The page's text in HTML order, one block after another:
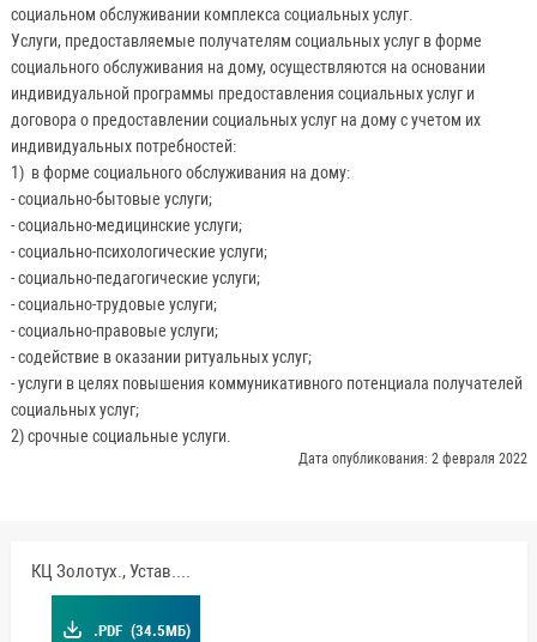
социальном обслуживании комплекса социальных услуг.
Услуги, предоставляемые получателям социальных услуг в форме
социального обслуживания на дому, осуществляются на основании
индивидуальной программы предоставления социальных услуг и
договора о предоставлении социальных услуг на дому с учетом их
индивидуальных потребностей:
1) в форме социального обслуживания на дому:
- социально-бытовые услуги;
- социально-медицинские услуги;
- социально-психологические услуги;
- социально-педагогические услуги;
- социально-трудовые услуги;
- социально-правовые услуги;
- содействие в оказании ритуальных услуг;
- услуги в целях повышения коммуникативного потенциала получателей
социальных услуг;
2) срочные социальные услуги.
Дата опубликования: 2 февраля 2022
КЦ Золотух., Устав.pdf
.PDF (34.5МБ)